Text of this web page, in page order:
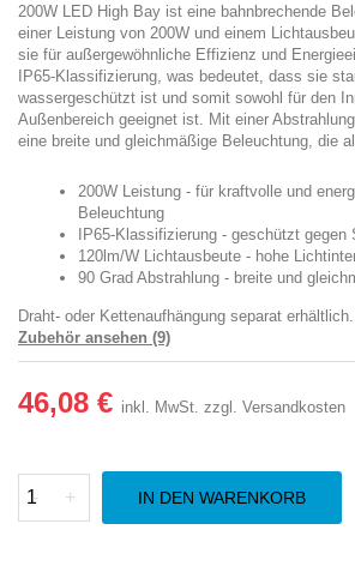
200W LED High Bay ist eine bahnbrechende
einer Leistung von 200W und einem
sie für außergewöhnliche Effizienz und
IP65-Klassifizierung, was bedeutet, dass sie
wassergeschützt ist und somit sowohl für den
Außenbereich geeignet ist. Mit einer
eine breite und gleichmäßige Beleuchtung, die
200W Leistung - für kraftvolle und
Beleuchtung
IP65-Klassifizierung - geschützt gegen
120lm/W Lichtausbeute - hohe
90 Grad Abstrahlung - breite und
Draht- oder Kettenaufhängung separat erhältlich.
Zubehör ansehen (9)
46,08 € inkl. MwSt. zzgl. Versandkosten
- + IN DEN WARENKORB